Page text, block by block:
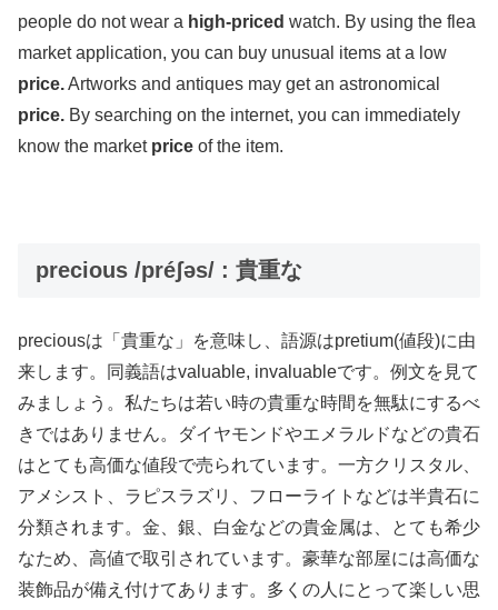
people do not wear a high-priced watch. By using the flea
market application, you can buy unusual items at a low
price.Artworks and antiques may get an astronomical
price. By searching on the internet, you can immediately
know the market price of the item.
precious /préʃəs/ : 貴重な
preciousは「貴重な」を意味し、語源はpretium(値段)に由
来します。同義語はvaluable, invaluableです。例文を見て
みましょう。私たちは若い時の貴重な時間を無駄にするべ
きではありません。ダイヤモンドやエメラルドなどの貴石
はとても高価な値段で売られています。一方クリスタル、
アメシスト、ラピスラズリ、フローライトなどは半貴石に
分類されます。金、銀、白金などの貴金属は、とても希少
なため、高値で取引されています。豪華な部屋には高価な
装飾品が備え付けてあります。多くの人にとって楽しい思